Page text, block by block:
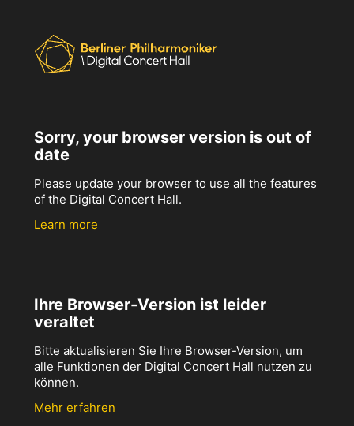
Sorry, your browser version is out of
date
Please update your browser to use all the features
of the Digital Concert Hall.
Learn more
Ihre Browser-Version ist leider
veraltet
Bitte aktualisieren Sie Ihre Browser-Version, um
alle Funktionen der Digital Concert Hall nutzen zu
können.
Mehr erfahren